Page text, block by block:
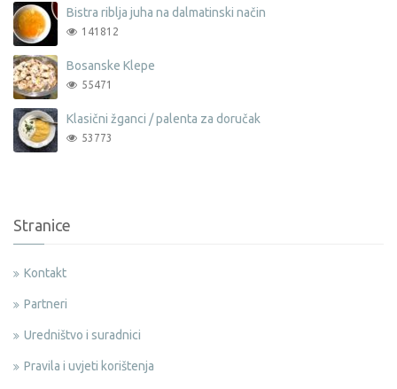
Bistra riblja juha na dalmatinski način
141812
Bosanske Klepe
55471
Klasični žganci / palenta za doručak
53773
Stranice
Kontakt
Partneri
Uredništvo i suradnici
Pravila i uvjeti korištenja